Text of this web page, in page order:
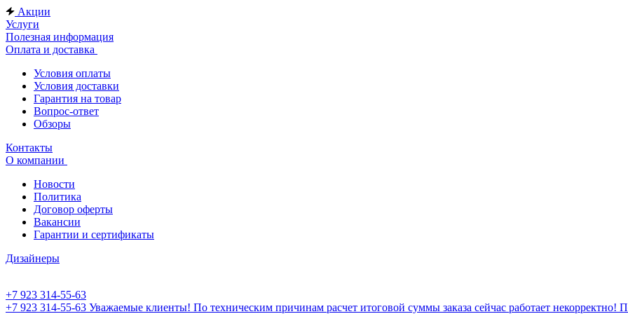
Акции
Услуги
Полезная информация
Оплата и доставка
Условия оплаты
Условия доставки
Гарантия на товар
Вопрос-ответ
Обзоры
Контакты
О компании
Новости
Политика
Договор оферты
Вакансии
Гарантии и сертификаты
Дизайнеры
+7 923 314-55-63
+7 923 314-55-63 Уважаемые клиенты! По техническим причинам расчет итоговой суммы заказа сейчас работает